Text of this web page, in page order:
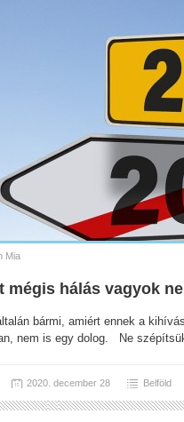
Mia
mégis hálás vagyok
bármi, amiért ennek a
nem is egy dolog. Ne
2020. december 28 Belföld